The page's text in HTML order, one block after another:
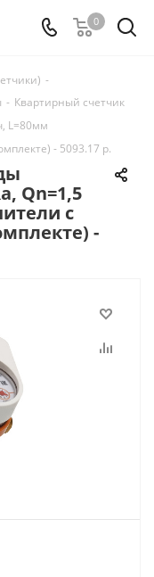
0
-
- Квартирный счетчик
L=80мм
- 5093.17 р.
Qn=1,5
с
-